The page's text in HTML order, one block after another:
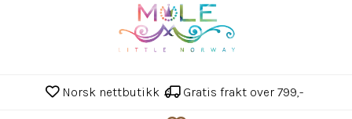
Norsk nettbutikk Gratis frakt over 799,-